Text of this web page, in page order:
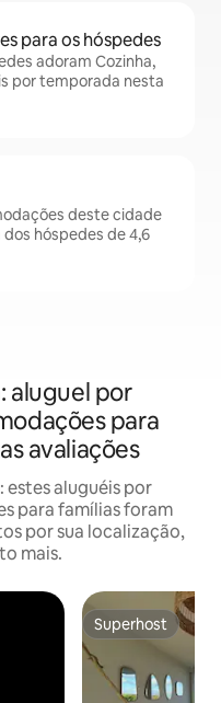
para os hóspedes
adoram Cozinha,
por temporada nesta
deste cidade
hóspedes de 4,6
aluguel por
para
avaliações
estes aluguéis por
para famílias foram
por sua localização,
mais.
Superhost
Superhost